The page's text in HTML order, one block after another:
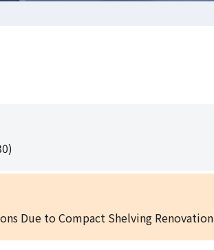
Due to Compact Shelving